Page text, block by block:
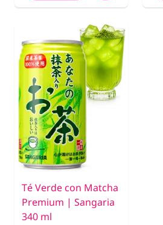
Té Verde con Matcha
Premium | Sangaria
340 ml